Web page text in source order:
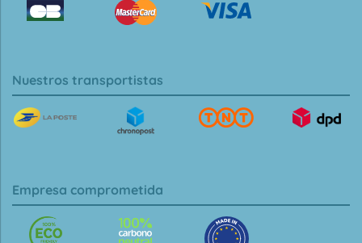
Nuestros transportistas
Empresa comprometida